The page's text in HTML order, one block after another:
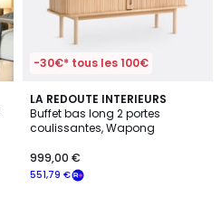
-30€* tous les 100€
LA REDOUTE INTERIEURS
Buffet bas long 2 portes
coulissantes, Wapong
551,79 €
999,00 €
5
/
5